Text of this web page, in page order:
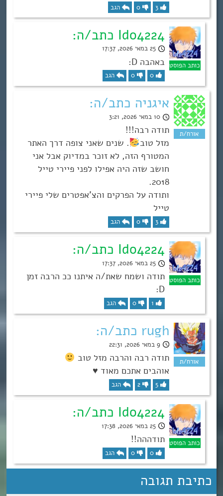
3
0 הגב
Ido4224 כתב/ה:
25 במאי 2026, 17:37
באהבה D:
0
0 הגב
איגניה כתב/ה:
10 במאי 2026, 3:21
תודה רבה!!!
מזל טוב
. שנים שאני צופה דרך האתר
המטורף הזה, לא זוכר במדיוק אבל אני
חושב שזה היה אפילו לפני פיירי טייל
2018.
ותודה על הפרקים והצ’אפטרים שלי פיירי
טייל
3
0 הגב
Ido4224 כתב/ה:
25 במאי 2026, 17:37
תודה ושמח שאת/ה איתנו ככ הרבה זמן
D:
1
0 הגב
rugh כתב/ה:
9 במאי 2026, 22:31
תודה רבה והרבה מזל טוב
אוהבים אתכם מאוד ♥
5
2 הגב
Ido4224 כתב/ה:
25 במאי 2026, 17:38
תודההה!!
0
0 הגב
כתיבת תגובה